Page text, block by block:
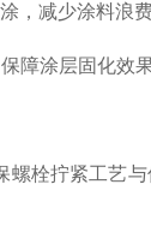
，减少涂料浪费
障涂层固化效果
栓拧紧工艺